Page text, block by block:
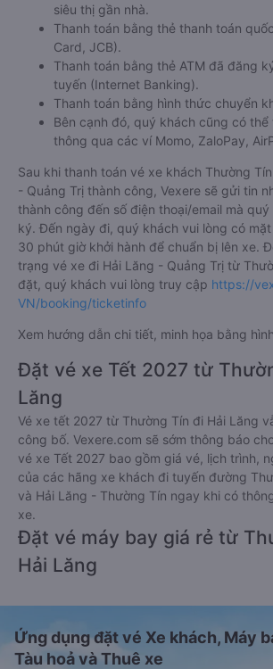
siêu thị gần nhà.
Thanh toán bằng thẻ thanh toán
Card, JCB).
Thanh toán bằng thẻ ATM đã đăng
tuyến (Internet Banking).
Thanh toán bằng hình thức chuyển
Bên cạnh đó, quý khách cũng có thể
thông qua các ví Momo, ZaloPay,
Sau khi thanh toán vé xe khách Thường
- Quảng Trị thành công, Vexere sẽ gửi tin
thành công đến số điện thoại/email mà
ký. Đến ngày đi, quý khách vui lòng có
30 phút giờ khởi hành để chuẩn bị lên xe.
trạng vé xe đi Hải Lăng - Quảng Trị từ
đặt, quý khách vui lòng truy cập https://
VN/booking/ticketinfo
Xem hướng dẫn chi tiết, minh họa bằng
Đặt vé xe Tết 2027 từ
Lăng
Vé xe tết 2027 từ Thường Tín đi Hải Lăng
công bố. Vexere.com sẽ sớm thông báo
vé xe Tết 2027 bao gồm giá vé, lịch trình,
của các hãng xe khách đi tuyến đường
và Hải Lăng - Thường Tín ngay khi có
xe.
Đặt vé máy bay giá rẻ từ
Hải Lăng
Ứng dụng đặt vé Xe khách, Máy
Tàu hoả và Thuê xe